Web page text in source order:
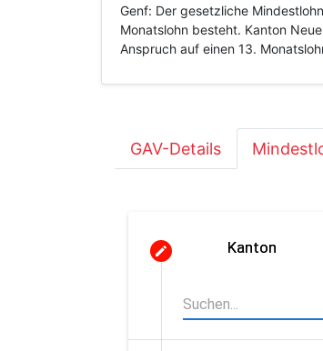
Genf: Der gesetzliche
Monatslohn besteht. Kanton
Anspruch auf einen 13.
GAV-Details
Kanton